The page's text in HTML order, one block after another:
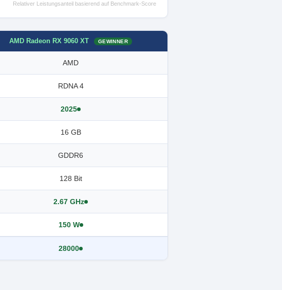
Relativer Leistungsanteil basierend auf Benchmark-Score
AMD Radeon RX 9060 XT GEWINNER
AMD
RDNA 4
2025
16 GB
GDDR6
128 Bit
2.67 GHz
150 W
28000